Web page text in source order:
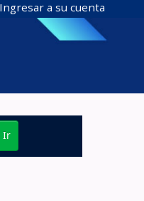
Ingresar a su cuenta
Ir